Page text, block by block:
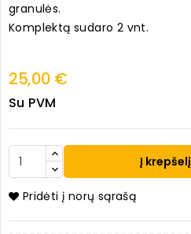
granulės.
Komplektą sudaro 2 vnt.
25,00 €
Su PVM
Į krepšelį
Pridėti į norų sąrašą